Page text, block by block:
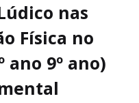
nas
Física no
ano 9º ano)